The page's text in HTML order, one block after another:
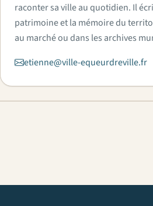
raconter sa ville au quotidien. Il
patrimoine et la mémoire du
au marché ou dans les archives
etienne@ville-equeurdreville.fr